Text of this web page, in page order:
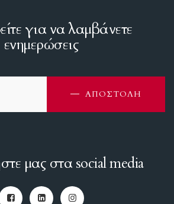
για να λαμβάνετε
ενημερώσεις
ΑΠΟΣΤΟΛΗ
μας στα social media